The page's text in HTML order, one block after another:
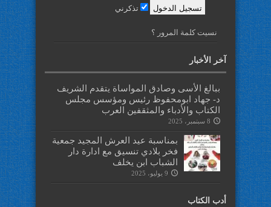
تذكرني
نسيت كلمة المرور ؟
آخر الأخبار
ببالغ الأسى وصادق المواساة يتقدم الشريف
د- جهاد ابومحفوظ رئيس ومؤسس مجلس
الكتاب والأدباء والمثقفين العرب
8 سبتمبر، 2025
بمناسبة عيد العرش المجيد جمعية
فخر بلادي تنسيق مع ادارة دار
الشباب ابن يخلف
9 يوليو، 2025
أدب الكتاب